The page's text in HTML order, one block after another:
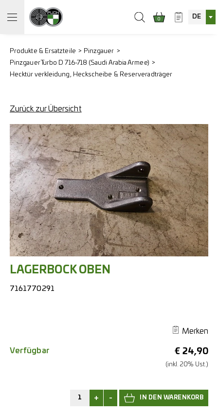
0 DE
Produkte & Ersatzteile
Pinzgauer
Pinzgauer Turbo D 716-718 (Saudi Arabia Armee)
Hecktür verkleidung, Heckscheibe & Reserveradträger
Zurück zur Übersicht
LAGERBOCK OBEN
7161770291
Merken
€ 24,90
(inkl. 20% Ust.)
Verfügbar
+ -